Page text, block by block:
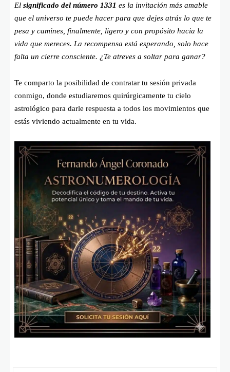
El significado del número 1331 es la invitación más amable
que el universo te puede hacer para que dejes atrás lo que te
pesa y camines, finalmente, ligero y con propósito hacia la
vida que mereces. La recompensa está esperando, solo hace
falta un cierre consciente. ¿Te atreves a soltar para ganar?
Te comparto la posibilidad de contratar tu sesión privada
conmigo, donde estudiaremos quirúrgicamente tu cielo
astrológico para darle respuesta a todos los movimientos que
estás viviendo actualmente en tu vida.